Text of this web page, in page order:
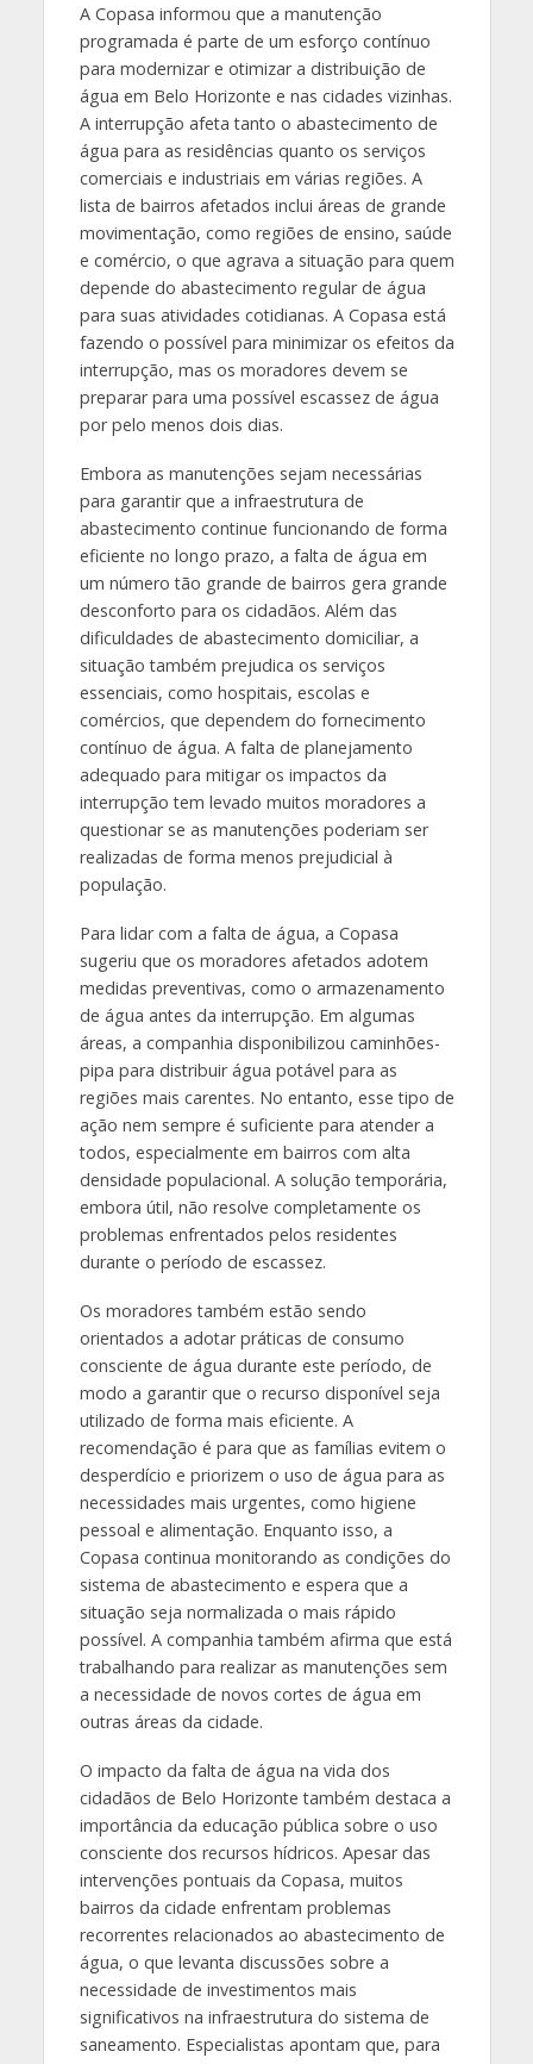
A Copasa informou que a manutenção
programada é parte de um esforço contínuo
para modernizar e otimizar a distribuição de
água em Belo Horizonte e nas cidades vizinhas.
A interrupção afeta tanto o abastecimento de
água para as residências quanto os serviços
comerciais e industriais em várias regiões. A
lista de bairros afetados inclui áreas de grande
movimentação, como regiões de ensino, saúde
e comércio, o que agrava a situação para quem
depende do abastecimento regular de água
para suas atividades cotidianas. A Copasa está
fazendo o possível para minimizar os efeitos da
interrupção, mas os moradores devem se
preparar para uma possível escassez de água
por pelo menos dois dias.
Embora as manutenções sejam necessárias
para garantir que a infraestrutura de
abastecimento continue funcionando de forma
eficiente no longo prazo, a falta de água em
um número tão grande de bairros gera grande
desconforto para os cidadãos. Além das
dificuldades de abastecimento domiciliar, a
situação também prejudica os serviços
essenciais, como hospitais, escolas e
comércios, que dependem do fornecimento
contínuo de água. A falta de planejamento
adequado para mitigar os impactos da
interrupção tem levado muitos moradores a
questionar se as manutenções poderiam ser
realizadas de forma menos prejudicial à
população.
Para lidar com a falta de água, a Copasa
sugeriu que os moradores afetados adotem
medidas preventivas, como o armazenamento
de água antes da interrupção. Em algumas
áreas, a companhia disponibilizou caminhões-
pipa para distribuir água potável para as
regiões mais carentes. No entanto, esse tipo de
ação nem sempre é suficiente para atender a
todos, especialmente em bairros com alta
densidade populacional. A solução temporária,
embora útil, não resolve completamente os
problemas enfrentados pelos residentes
durante o período de escassez.
Os moradores também estão sendo
orientados a adotar práticas de consumo
consciente de água durante este período, de
modo a garantir que o recurso disponível seja
utilizado de forma mais eficiente. A
recomendação é para que as famílias evitem o
desperdício e priorizem o uso de água para as
necessidades mais urgentes, como higiene
pessoal e alimentação. Enquanto isso, a
Copasa continua monitorando as condições do
sistema de abastecimento e espera que a
situação seja normalizada o mais rápido
possível. A companhia também afirma que está
trabalhando para realizar as manutenções sem
a necessidade de novos cortes de água em
outras áreas da cidade.
O impacto da falta de água na vida dos
cidadãos de Belo Horizonte também destaca a
importância da educação pública sobre o uso
consciente dos recursos hídricos. Apesar das
intervenções pontuais da Copasa, muitos
bairros da cidade enfrentam problemas
recorrentes relacionados ao abastecimento de
água, o que levanta discussões sobre a
necessidade de investimentos mais
significativos na infraestrutura do sistema de
saneamento. Especialistas apontam que, para